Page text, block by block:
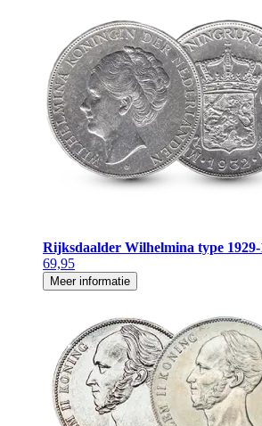
Rijksdaalder Wilhelmina type 1929-
69,95
Meer informatie